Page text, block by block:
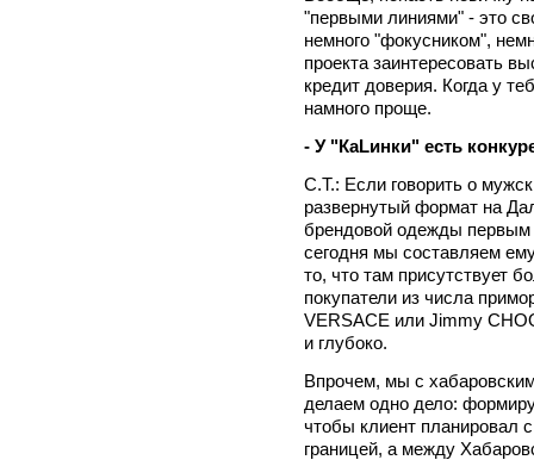
"первыми линиями" - это
немного "фокусником",
проекта заинтересовать
кредит доверия. Когда у
намного проще.
- У "КаLинки" есть
С.Т.: Если говорить о
развернутый формат на
брендовой одежды первым
сегодня мы составляем
то, что там присутствует
покупатели из числа
VERSACE или Jimmy
и глубоко.
Впрочем, мы с
делаем одно дело:
чтобы клиент планировал
границей, а между